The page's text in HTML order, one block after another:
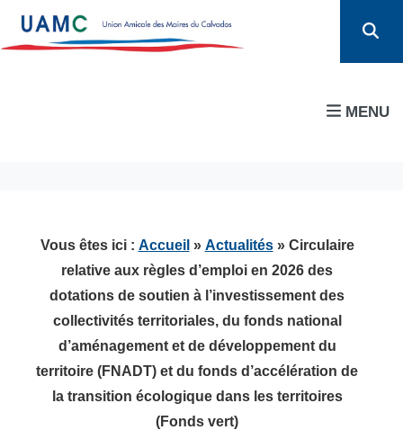
MENU
Vous êtes ici : Accueil » Actualités» Circulaire
relative aux règles d’emploi en 2026 des
dotations de soutien à l’investissement des
collectivités territoriales, du fonds national
d’aménagement et de développement du
territoire (FNADT) et du fonds d’accélération de
la transition écologique dans les territoires
(Fonds vert)